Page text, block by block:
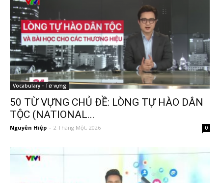
Vocabulary - Từ vựng
50 TỪ VỰNG CHỦ ĐỀ: LÒNG TỰ HÀO DÂN
TỘC (NATIONAL...
Nguyễn Hiệp - 2 Tháng Một, 2026 0